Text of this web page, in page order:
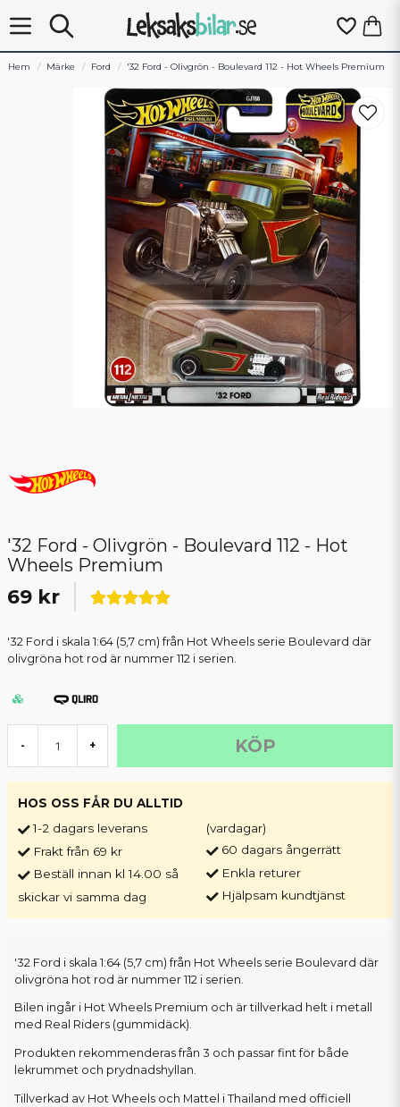
Hem Märke Ford '32 Ford - Olivgrön - Boulevard 112 - Hot Wheels Premium
'32 Ford - Olivgrön - Boulevard 112 - Hot
Wheels Premium
69 kr
'32 Ford i skala 1:64 (5,7 cm) från Hot Wheels serie Boulevard där
olivgröna hot rod är nummer 112 i serien.
- + KÖP
HOS OSS FÅR DU ALLTID
1-2 dagars leverans
Frakt från 69 kr
Beställ innan kl 14.00 så
skickar vi samma dag
(vardagar)
60 dagars ångerrätt
Enkla returer
Hjälpsam kundtjänst
'32 Ford i skala 1:64 (5,7 cm) från Hot Wheels serie Boulevard där
olivgröna hot rod är nummer 112 i serien.
Bilen ingår i Hot Wheels Premium och är tillverkad helt i metall
med Real Riders (gummidäck).
Produkten rekommenderas från 3 och passar fint för både
lekrummet och prydnadshyllan.
Tillverkad av Hot Wheels och Mattel i Thailand med officiell